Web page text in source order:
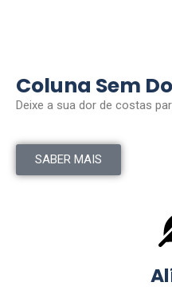
Coluna Sem
Deixe a sua dor de costas
SABER MAIS